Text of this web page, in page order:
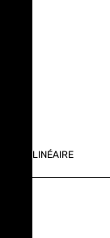
LINÉAIRE